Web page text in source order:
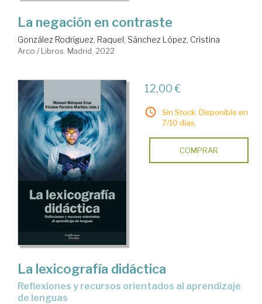
La negación en contraste
González Rodríguez, Raquel; Sánchez López, Cristina
Arco / Libros. Madrid, 2022
12,00 €
Sin Stock. Disponible en
7/10 días.
COMPRAR
La lexicografía didáctica
reflexiones y recursos orientados al aprendizaje
de lenguas